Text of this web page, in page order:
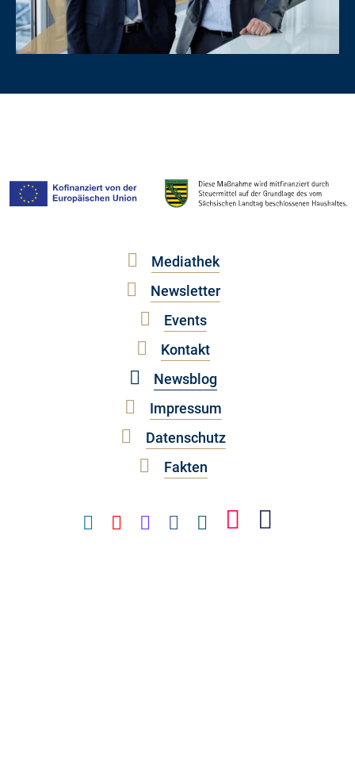
Mediathek
Newsletter
Events
Kontakt
Newsblog
Impressum
Datenschutz
Fakten